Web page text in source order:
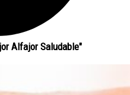
Alfajor Saludable"